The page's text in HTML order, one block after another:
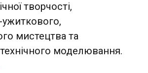
творчості,
мистецтва та
моделювання.